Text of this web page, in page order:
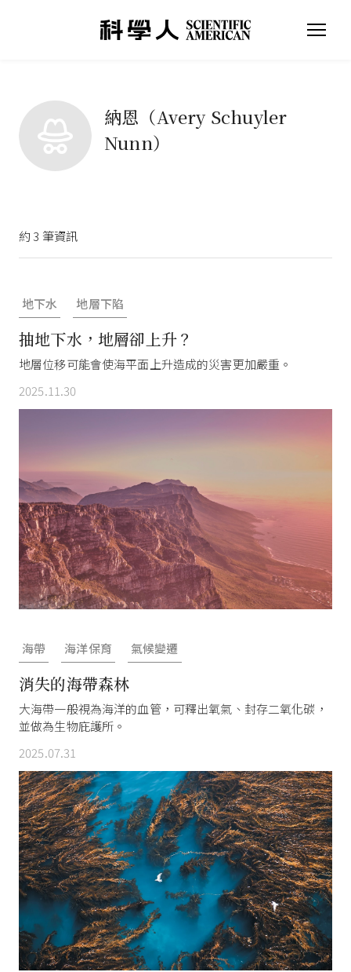
納恩（Avery Schuyler
Nunn）
約3 筆資訊
地下水 地層下陷
抽地下水，地層卻上升？
地層位移可能會使海平面上升造成的災害更加嚴重。
2025.11.30
海帶 海洋保育 氣候變遷
消失的海帶森林
大海帶一般視為海洋的血管，可釋出氧氣、封存二氧化碳，
並做為生物庇護所。
2025.07.31